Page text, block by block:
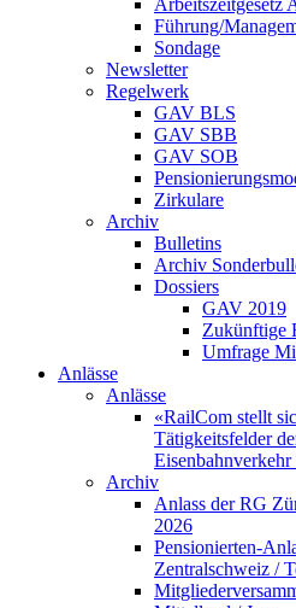
Arbeitszeitgesetz
Führung/
Sondage
Newsletter
Regelwerk
GAV BLS
GAV SBB
GAV SOB
Zirkulare
Archiv
Bulletins
Archiv
Dossiers
GAV 2019
Zukünftige
Umfrage
Anlässe
Anlässe
«RailCom stellt
Tätigkeitsfelder
Archiv
Anlass der RG
2026
Pensionierten-
Zentralschweiz /